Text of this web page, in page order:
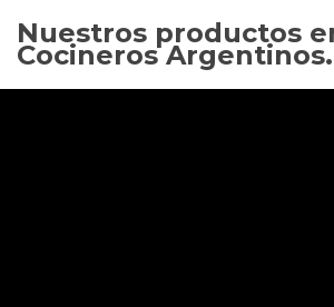
Nuestros productos
Cocineros